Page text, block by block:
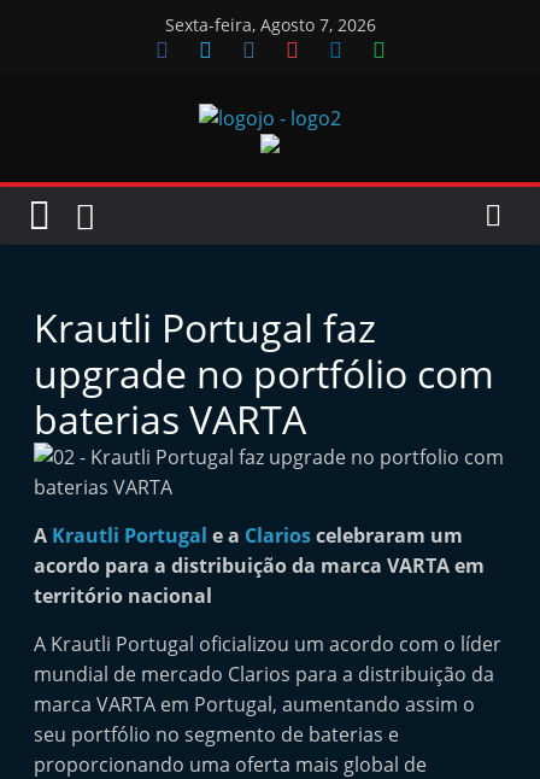
Sexta-feira, Agosto 7, 2026
Jornal
Oficinas
o
r
n
i
n
e
p
e
n
Krautli Portugal faz
upgrade no portfólio com
baterias VARTA
A Krautli Portugal e a Clarioscelebraram um
acordo para a distribuição da marca VARTA em
território nacional
A Krautli Portugal oficializou um acordo com o líder
mundial de mercado Clarios para a distribuição da
marca VARTA em Portugal, aumentando assim o
seu portfólio no segmento de baterias e
proporcionando uma oferta mais global de